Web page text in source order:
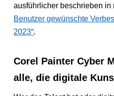
ausführlicher beschrieben in
Benutzer gewünschte
2023“.
Corel Painter Cyber
alle, die digitale